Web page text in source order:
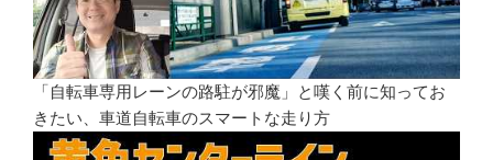
「自転車専用レーンの路駐が邪魔」と嘆く前に知ってお
きたい、車道自転車のスマートな走り方